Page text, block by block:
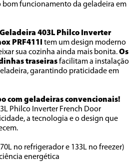
bom funcionamento da geladeira em
403L Philco Inverter
PRF411I
tem um design moderno
sua cozinha ainda mais bonita. Os
traseiras facilitam a instalação
garantindo praticidade em
com geladeiras convencionais!
Philco Inverter French Door
a tecnologia e o design que
no refrigerador e 133L no freezer)
energética